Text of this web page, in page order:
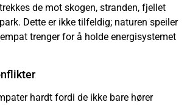
de mot skogen, stranden, fjellet
Dette er ikke tilfeldig; naturen speiler
trenger for å holde energisystemet
hardt fordi de ikke bare hører